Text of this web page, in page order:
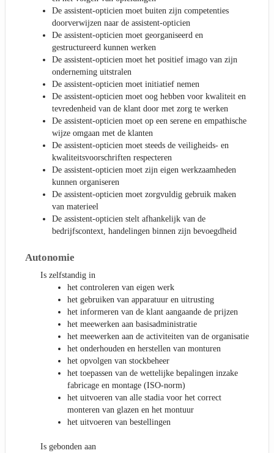
De assistent-opticien moet buiten zijn competenties
doorverwijzen naar de assistent-opticien
De assistent-opticien moet georganiseerd en
gestructureerd kunnen werken
De assistent-opticien moet het positief imago van zijn
onderneming uitstralen
De assistent-opticien moet initiatief nemen
De assistent-opticien moet oog hebben voor kwaliteit en
tevredenheid van de klant door met zorg te werken
De assistent-opticien moet op een serene en empathische
wijze omgaan met de klanten
De assistent-opticien moet steeds de veiligheids- en
kwaliteitsvoorschriften respecteren
De assistent-opticien moet zijn eigen werkzaamheden
kunnen organiseren
De assistent-opticien moet zorgvuldig gebruik maken
van materieel
De assistent-opticien stelt afhankelijk van de
bedrijfscontext, handelingen binnen zijn bevoegdheid
Autonomie
Is zelfstandig in
het controleren van eigen werk
het gebruiken van apparatuur en uitrusting
het informeren van de klant aangaande de prijzen
het meewerken aan basisadministratie
het meewerken aan de activiteiten van de organisatie
het onderhouden en herstellen van monturen
het opvolgen van stockbeheer
het toepassen van de wettelijke bepalingen inzake
fabricage en montage (ISO-norm)
het uitvoeren van alle stadia voor het correct
monteren van glazen en het montuur
het uitvoeren van bestellingen
Is gebonden aan